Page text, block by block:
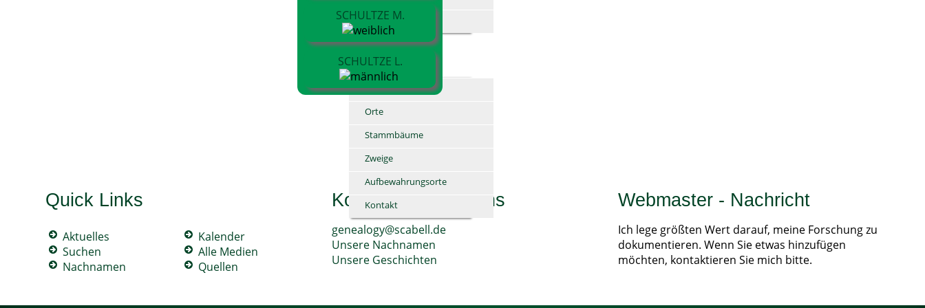
Alle Medien
INFO
Statistiken
Orte
Stammbäume
Zweige
Aufbewahrungsorte
Kontakt
SCHULTZE M.
SCHULTZE L.
Quick Links
Aktuelles
Suchen
Nachnamen
Kalender
Alle Medien
Quellen
Kontaktieren Sie uns
genealogy@scabell.de
Unsere Nachnamen
Unsere Geschichten
Webmaster - Nachricht
Ich lege größten Wert darauf, meine Forschung zu
dokumentieren. Wenn Sie etwas hinzufügen
möchten, kontaktieren Sie mich bitte.